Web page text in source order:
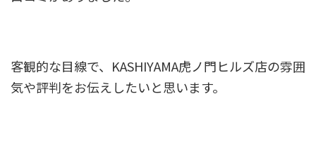
客観的な目線で、KASHIYAMA虎ノ門ヒルズ店の雰囲
気や評判をお伝えしたいと思います。